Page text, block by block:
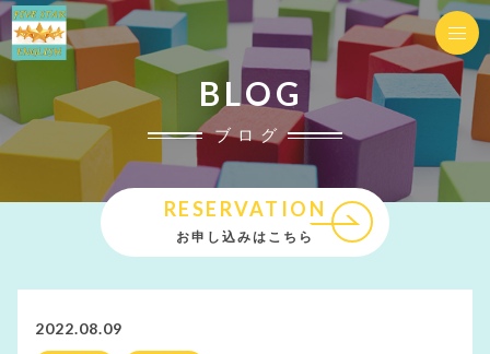
BLOG
ブログ
RESERVATION
お申し込みはこちら
2022.08.09